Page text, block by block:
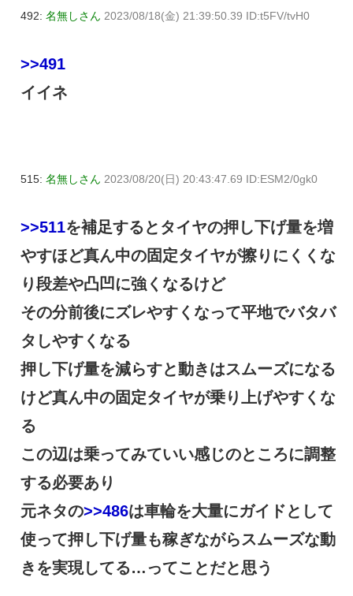
492: 名無しさん 2023/08/18(金) 21:39:50.39 ID:t5FV/tvH0
>>491
イイネ
515: 名無しさん 2023/08/20(日) 20:43:47.69 ID:ESM2/0gk0
>>511を補足するとタイヤの押し下げ量を増
やすほど真ん中の固定タイヤが擦りにくくな
り段差や凸凹に強くなるけど
その分前後にズレやすくなって平地でバタバ
タしやすくなる
押し下げ量を減らすと動きはスムーズになる
けど真ん中の固定タイヤが乗り上げやすくな
る
この辺は乗ってみていい感じのところに調整
する必要あり
元ネタの>>486は車輪を大量にガイドとして
使って押し下げ量も稼ぎながらスムーズな動
きを実現してる…ってことだと思う